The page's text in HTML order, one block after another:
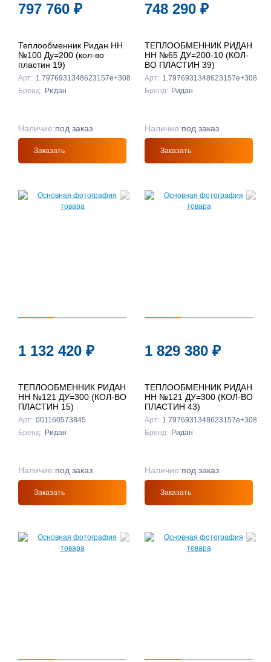
797 760 ₽
Теплообменник Ридан НН
№100 Ду=200 (кол-во
пластин 19)
Арт: 1.7976931348623157e+308
Бренд: Ридан
Наличие:под заказ
Заказать
748 290 ₽
ТЕПЛООБМЕННИК РИДАН
НН №65 ДУ=200-10 (КОЛ-
ВО ПЛАСТИН 39)
Арт: 1.7976931348623157e+308
Бренд: Ридан
Наличие:под заказ
Заказать
1 132 420 ₽
ТЕПЛООБМЕННИК РИДАН
НН №121 ДУ=300 (КОЛ-ВО
ПЛАСТИН 15)
Арт: 001160573845
Бренд: Ридан
Наличие:под заказ
Заказать
1 829 380 ₽
ТЕПЛООБМЕННИК РИДАН
НН №121 ДУ=300 (КОЛ-ВО
ПЛАСТИН 43)
Арт: 1.7976931348623157e+308
Бренд: Ридан
Наличие:под заказ
Заказать